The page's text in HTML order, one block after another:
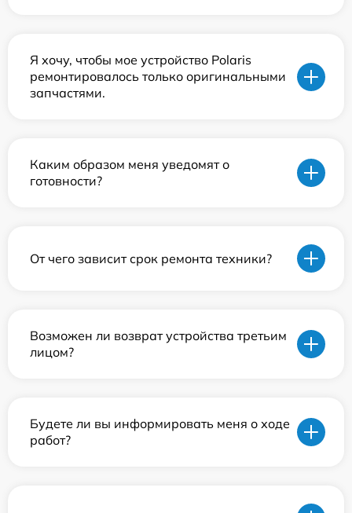
Я хочу, чтобы мое устройство Polaris
ремонтировалось только оригинальными
запчастями.
Каким образом меня уведомят о
готовности?
От чего зависит срок ремонта техники?
Возможен ли возврат устройства третьим
лицом?
Будете ли вы информировать меня о ходе
работ?